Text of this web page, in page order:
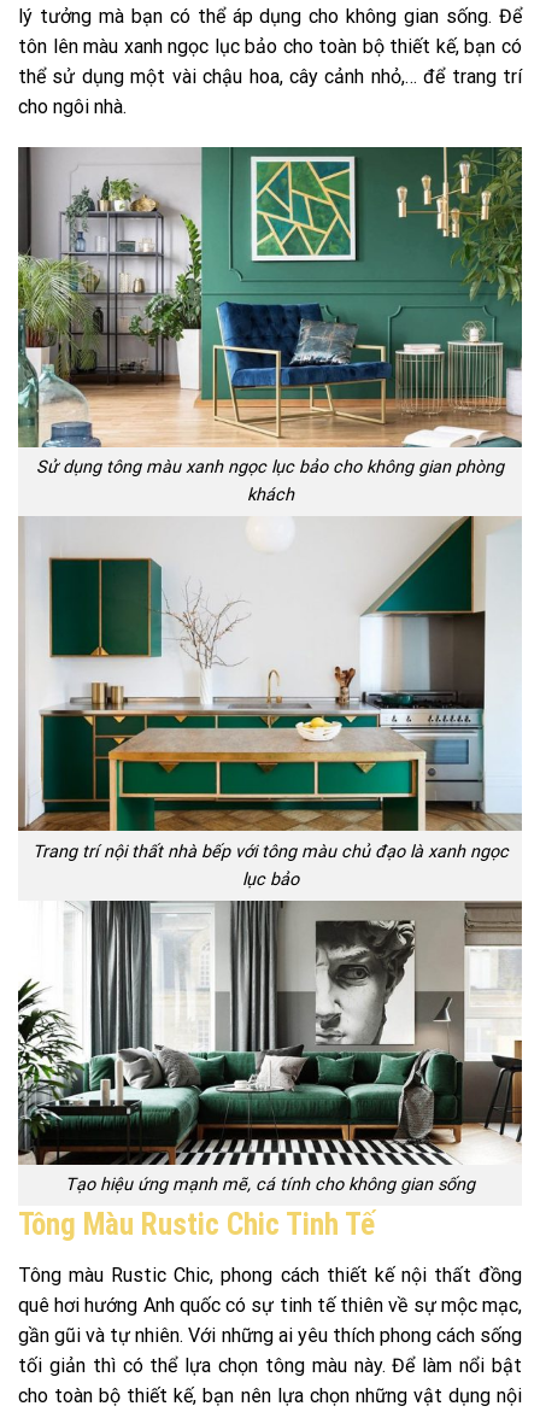
lý tưởng mà bạn có thể áp dụng cho không gian sống. Để
tôn lên màu xanh ngọc lục bảo cho toàn bộ thiết kế, bạn có
thể sử dụng một vài chậu hoa, cây cảnh nhỏ,… để trang trí
cho ngôi nhà.
Sử dụng tông màu xanh ngọc lục bảo cho không gian phòng
khách
Trang trí nội thất nhà bếp với tông màu chủ đạo là xanh ngọc
lục bảo
Tạo hiệu ứng mạnh mẽ, cá tính cho không gian sống
Tông Màu Rustic Chic Tinh Tế
Tông màu Rustic Chic, phong cách thiết kế nội thất đồng
quê hơi hướng Anh quốc có sự tinh tế thiên về sự mộc mạc,
gần gũi và tự nhiên. Với những ai yêu thích phong cách sống
tối giản thì có thể lựa chọn tông màu này. Để làm nổi bật
cho toàn bộ thiết kế, bạn nên lựa chọn những vật dụng nội